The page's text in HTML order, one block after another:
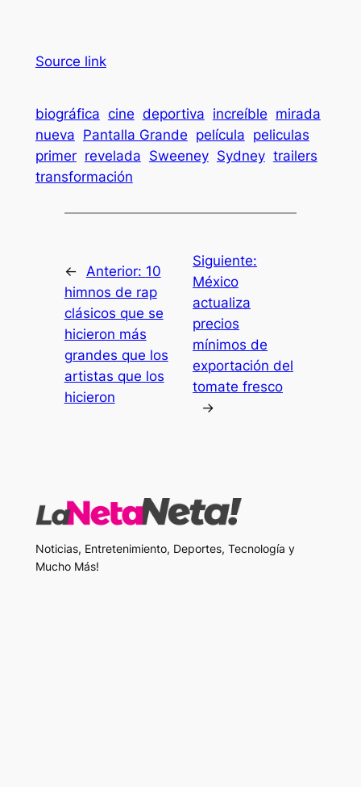
Source link
biográfica cine deportiva increíble mirada
nueva Pantalla Grande película peliculas
primer revelada Sweeney Sydney trailers
transformación
← Anterior: 10
himnos de rap
clásicos que se
hicieron más
grandes que los
artistas que los
hicieron
Siguiente:
México
actualiza
precios
mínimos de
exportación del
tomate fresco
→
Noticias, Entretenimiento, Deportes, Tecnología y
Mucho Más!